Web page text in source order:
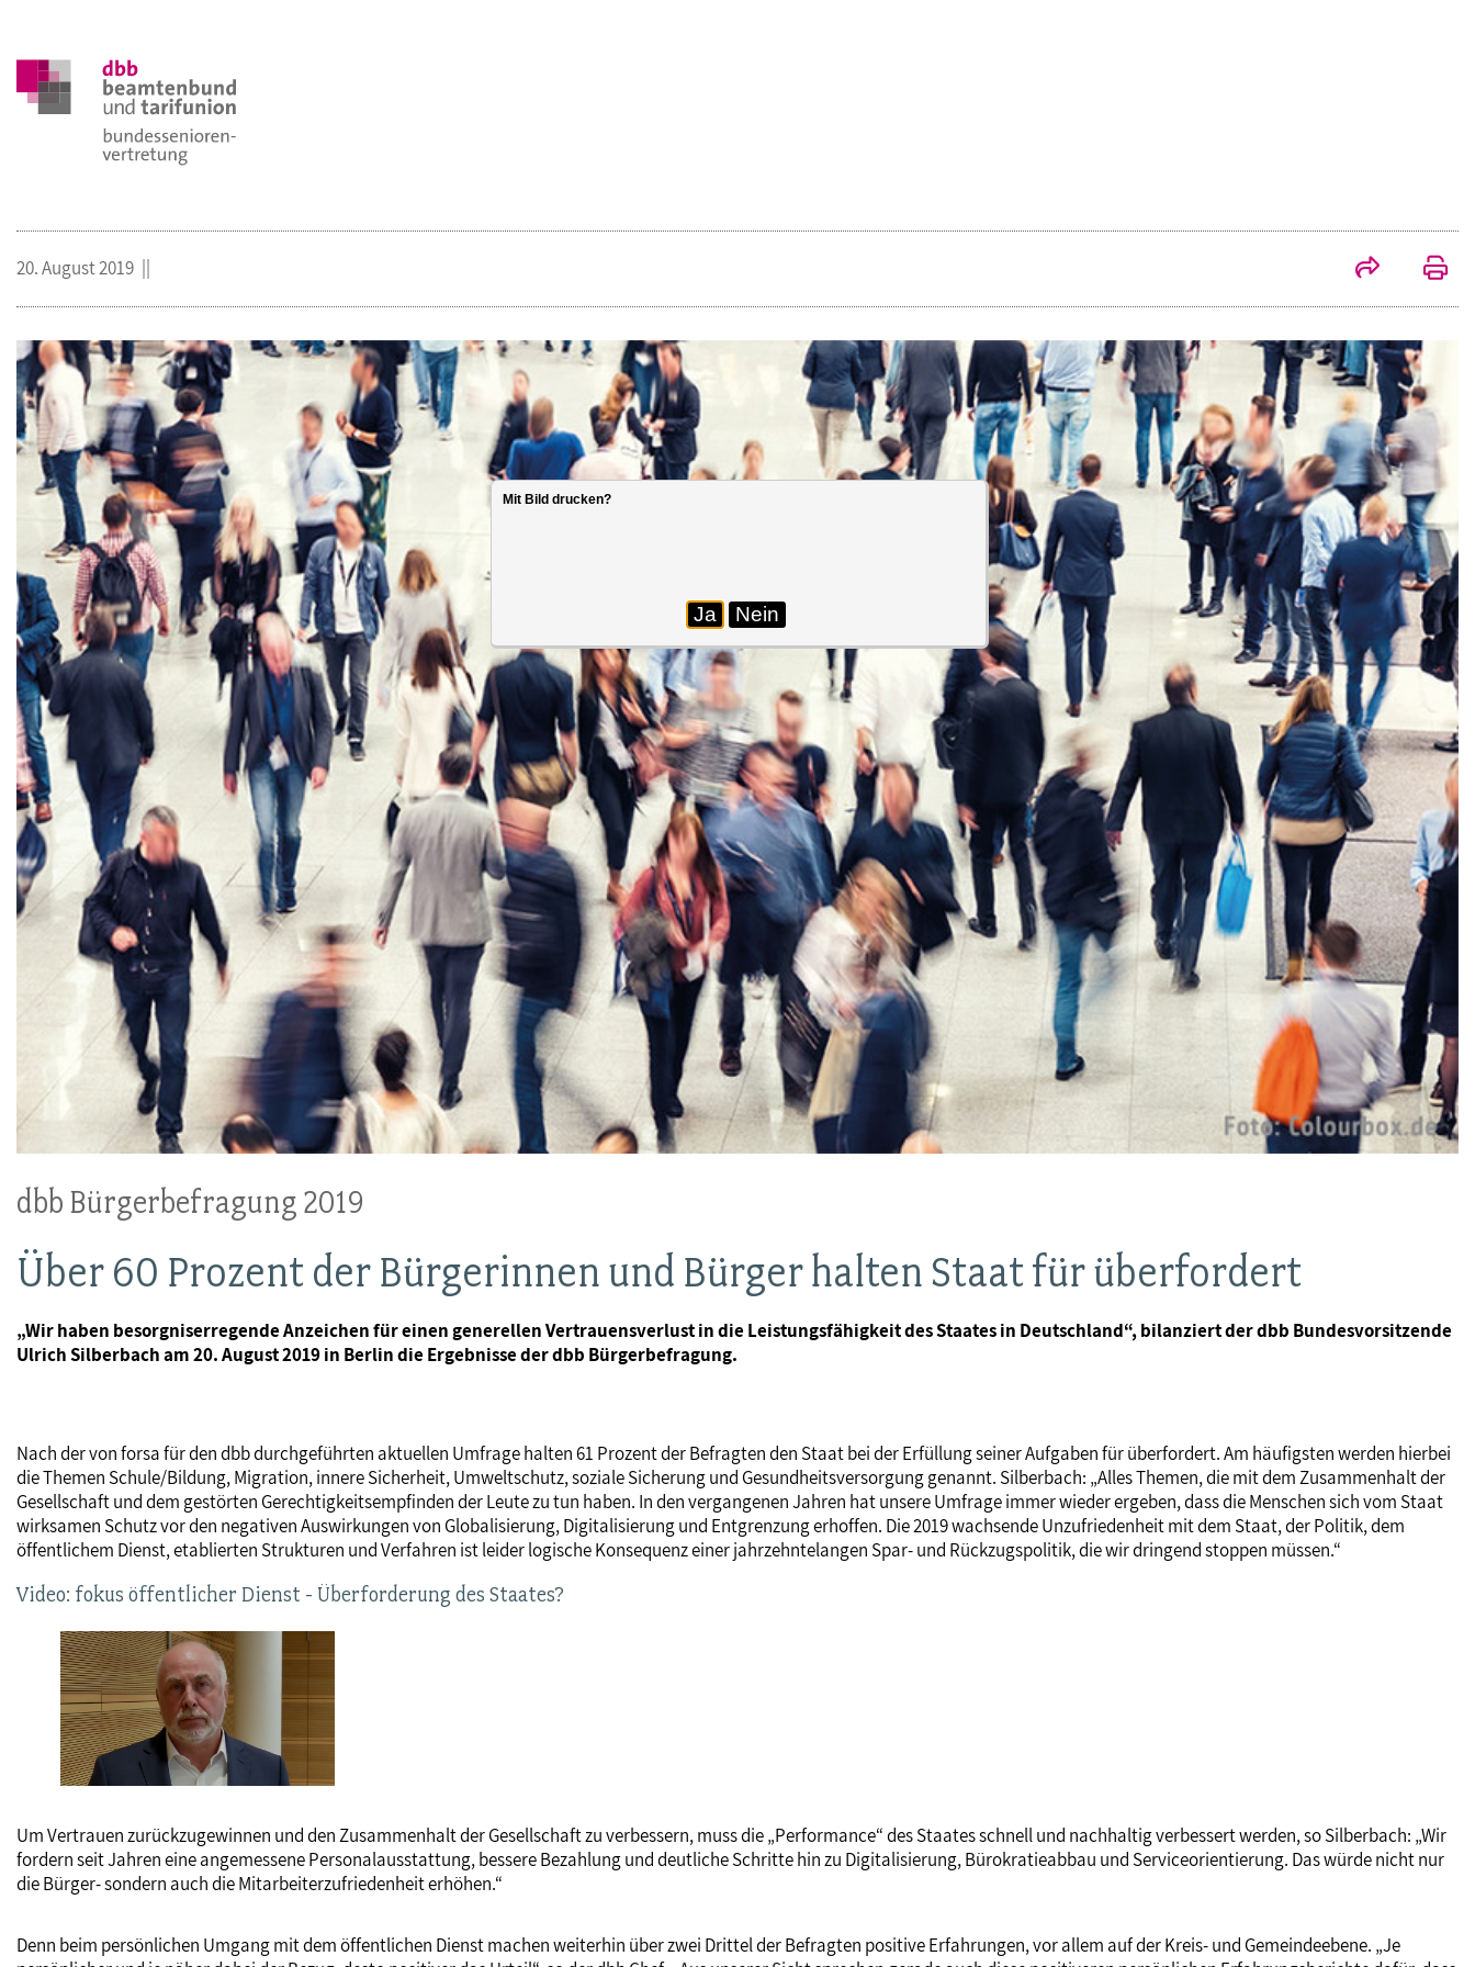
dbb Bürgerbefragung 2019
Über 60 Prozent der Bürgerinnen und Bürger halten Staat für überfordert
„Wir haben besorgniserregende Anzeichen für einen generellen Vertrauensverlust in die Leistungsfähigkeit des Staates in Deutschland“, bilanziert der dbb Bundesvorsitzende
Ulrich Silberbach am 20. August 2019 in Berlin die Ergebnisse der dbb Bürgerbefragung.
20. August 2019
Nach der von forsa für den dbb durchgeführten aktuellen Umfrage halten 61 Prozent der Befragten den Staat bei der Erfüllung seiner Aufgaben für überfordert. Am häufigsten werden hierbei
die Themen Schule/Bildung, Migration, innere Sicherheit, Umweltschutz, soziale Sicherung und Gesundheitsversorgung genannt. Silberbach: „Alles Themen, die mit dem Zusammenhalt der
Gesellschaft und dem gestörten Gerechtigkeitsempfinden der Leute zu tun haben. In den vergangenen Jahren hat unsere Umfrage immer wieder ergeben, dass die Menschen sich vom Staat
wirksamen Schutz vor den negativen Auswirkungen von Globalisierung, Digitalisierung und Entgrenzung erhoffen. Die 2019 wachsende Unzufriedenheit mit dem Staat, der Politik, dem
öffentlichem Dienst, etablierten Strukturen und Verfahren ist leider logische Konsequenz einer jahrzehntelangen Spar- und Rückzugspolitik, die wir dringend stoppen müssen.“
Video: fokus öffentlicher Dienst - Überforderung des Staates?
Um Vertrauen zurückzugewinnen und den Zusammenhalt der Gesellschaft zu verbessern, muss die „Performance“ des Staates schnell und nachhaltig verbessert werden, so Silberbach: „Wir
fordern seit Jahren eine angemessene Personalausstattung, bessere Bezahlung und deutliche Schritte hin zu Digitalisierung, Bürokratieabbau und Serviceorientierung. Das würde nicht nur
die Bürger- sondern auch die Mitarbeiterzufriedenheit erhöhen.“
Denn beim persönlichen Umgang mit dem öffentlichen Dienst machen weiterhin über zwei Drittel der Befragten positive Erfahrungen, vor allem auf der Kreis- und Gemeindeebene. „Je
Mit Bild drucken?
Ja Nein